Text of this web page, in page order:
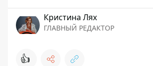
Кристина Лях
ГЛАВНЫЙ РЕДАКТОР
👍